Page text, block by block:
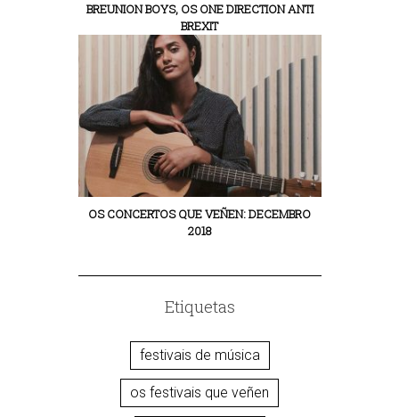
BREUNION BOYS, OS ONE DIRECTION ANTI
BREXIT
OS CONCERTOS QUE VEÑEN: DECEMBRO
2018
Etiquetas
festivais de música
os festivais que veñen